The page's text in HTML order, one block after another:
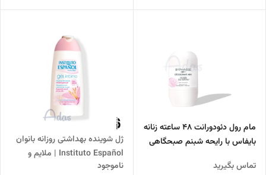
مام رول دئودورانت 48 ساعته زنانه
بایفاس با رایحه شبنم صبحگاهی
تماس بگیرید
ژل شوینده بهداشتی روزانه بانوان
Instituto Español | ملایم و
تخصصی با pH نرمال
ناموجود